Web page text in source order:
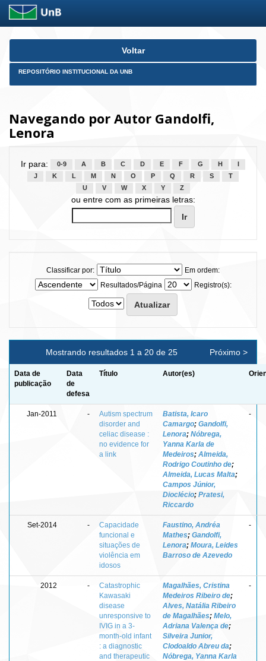
Skip
Voltar
REPOSITÓRIO INSTITUCIONAL DA UNB
Navegando por Autor Gandolfi,
Lenora
Ir para: 0-9 A B C D E F G H
J
K L M N O P Q R S
T
U
V W X Y Z
ou entre com as primeiras letras:
Classificar por:
Em ordem:
Resultados/Página
Registro(s):
Mostrando resultados 1 a 20 de 25 Próximo >
Data de
publicação
Data
de
defesa
Título Autor(es)
Jan-2011 -
Autism spectrum
disorder and
celiac disease :
no evidence for
a link
Batista, Icaro
Camargo; Gandolfi,
Lenora; Nóbrega,
Yanna Karla de
Medeiros; Almeida,
Rodrigo Coutinho de;
Almeida, Lucas Malta;
Campos Júnior,
Dioclécio; Pratesi,
Riccardo
-
Set-2014 -
Capacidade
funcional e
situações de
violência em
idosos
Faustino, Andréa
Mathes; Gandolfi,
Lenora; Moura, Leides
Barroso de Azevedo
-
2012 -
Catastrophic
Kawasaki
disease
unresponsive to
IVIG in a 3-
month-old infant
: a diagnostic
and therapeutic
Magalhães, Cristina
Medeiros Ribeiro de;
Alves, Natália Ribeiro
de Magalhães; Melo,
Adriana Valença de;
Silveira Junior,
Clodoaldo Abreu da;
Nóbrega, Yanna Karla
-